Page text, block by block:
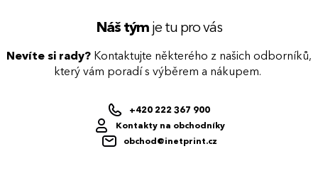
Náš týmje tu pro vás
Nevíte si rady? Kontaktujte některého z našich odborníků,
který vám poradí s výběrem a nákupem.
+420 222 367 900
Kontakty na obchodníky
obchod@inetprint.cz